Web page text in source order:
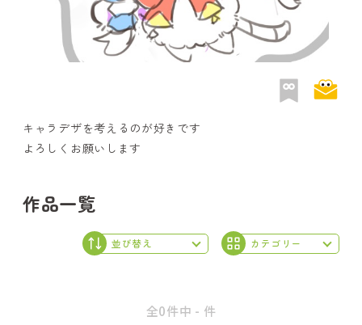
キャラデザを考えるのが好きです
よろしくお願いします
作品一覧
全0件中 - 件